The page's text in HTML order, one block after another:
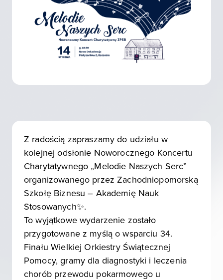
Z radością zapraszamy do udziału w
kolejnej odsłonie Noworocznego Koncertu
Charytatywnego „Melodie Naszych Serc”
organizowanego przez Zachodniopomorską
Szkołę Biznesu – Akademię Nauk
Stosowanych✨.
To wyjątkowe wydarzenie zostało
przygotowane z myślą o wsparciu 34.
Finału Wielkiej Orkiestry Świątecznej
Pomocy, gramy dla diagnostyki i leczenia
chorób przewodu pokarmowego u